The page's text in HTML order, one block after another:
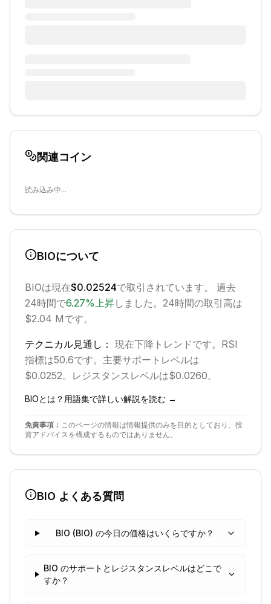
関連コイン
読み込み中...
BIOについて
BIOは現在$0.02524で取引されています。 過去
24時間で6.27%上昇しました。 24時間の取引高は
$2.04 Mです。
テクニカル見通し： 現在下降 トレンドです。 RSI
指標は50.6です。 主要サポートレベルは
$0.0252。 レジスタンスレベルは$0.0260。
BIOとは？用語集で詳しい解説を読む →
免責事項： このページの情報は情報提供のみを目的としており、投
資アドバイスを構成するものではありません。
BIO よくある質問
BIO (BIO) の今日の価格はいくらですか？
BIO のサポートとレジスタンスレベルはどこで
すか？